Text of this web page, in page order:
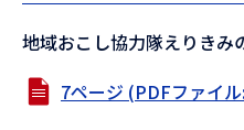
地域おこし協力隊えりきみ
7ページ (PDFファイ